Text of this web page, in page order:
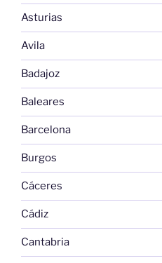
Asturias
Avila
Badajoz
Baleares
Barcelona
Burgos
Cáceres
Cádiz
Cantabria